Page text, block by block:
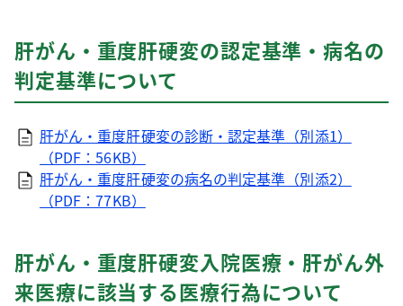
肝がん・重度肝硬変の認定基準・病名の
判定基準について
肝がん・重度肝硬変の診断・認定基準（別添1）
（PDF：56KB）
肝がん・重度肝硬変の病名の判定基準（別添2）
（PDF：77KB）
肝がん・重度肝硬変入院医療・肝がん外
来医療に該当する医療行為について